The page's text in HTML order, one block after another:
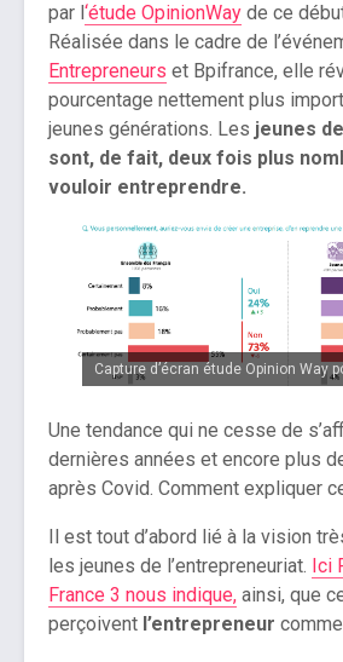
par l ‘étude OpinionWay de ce
Réalisée dans le cadre de
Entrepreneurs et Bpifrance, elle
pourcentage nettement plus
jeunes générations. Les jeunes
sont, de fait, deux fois plus
vouloir entreprendre.
Capture d’écran étude Opinion Way
Une tendance qui ne cesse de
dernières années et encore plus
après Covid. Comment expliquer
Il est tout d’abord lié à la vision
les jeunes de l’entrepreneuriat. Ici
France 3 nous indique, ainsi, que
perçoivent l’entrepreneur